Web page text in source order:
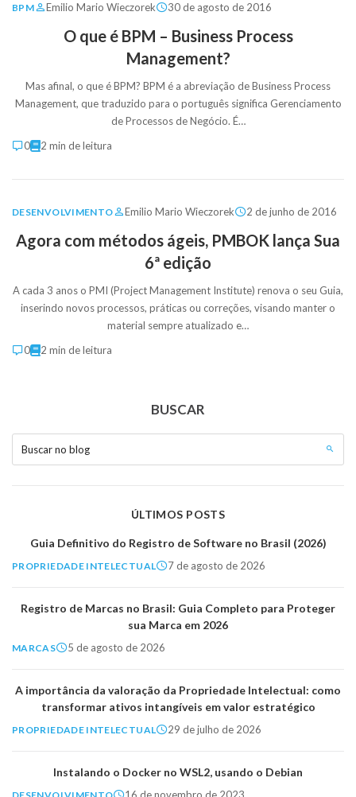
BPM Emilio Mario Wieczorek 30 de agosto de 2016
O que é BPM – Business Process
Management?
Mas afinal, o que é BPM? BPM é a abreviação de Business Process
Management, que traduzido para o português significa Gerenciamento
de Processos de Negócio. É…
0
2 min de leitura
DESENVOLVIMENTO Emilio Mario Wieczorek 2 de junho de 2016
Agora com métodos ágeis, PMBOK lança Sua
6ª edição
A cada 3 anos o PMI (Project Management Institute) renova o seu Guia,
inserindo novos processos, práticas ou correções, visando manter o
material sempre atualizado e…
0
2 min de leitura
BUSCAR
Buscar no blog
ÚLTIMOS POSTS
Guia Definitivo do Registro de Software no Brasil (2026)
PROPRIEDADE INTELECTUAL 7 de agosto de 2026
Registro de Marcas no Brasil: Guia Completo para Proteger
sua Marca em 2026
MARCAS 5 de agosto de 2026
A importância da valoração da Propriedade Intelectual: como
transformar ativos intangíveis em valor estratégico
PROPRIEDADE INTELECTUAL 29 de julho de 2026
Instalando o Docker no WSL2, usando o Debian